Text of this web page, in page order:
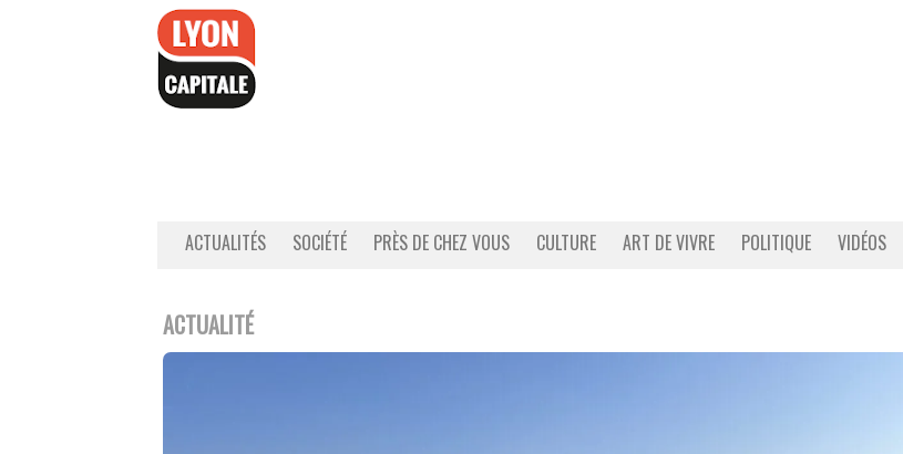
ACTUALITÉS SOCIÉTÉ PRÈS DE CHEZ VOUS CULTURE ART DE VIVRE POLITIQUE VIDÉOS
ACTUALITÉ